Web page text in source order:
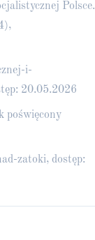
Polsce.
i-
20.05.2026
poświęcony
zatoki, dostęp: